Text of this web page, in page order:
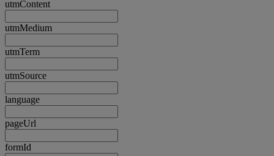
utmContent
utmMedium
utmTerm
utmSource
language
pageUrl
formId